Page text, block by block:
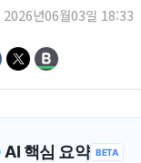
2026년06월03일 18:33
AI 핵심 요약 BETA